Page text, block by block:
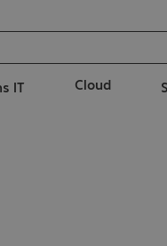
IT Cloud